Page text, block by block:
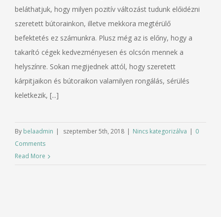
beláthatjuk, hogy milyen pozitív változást tudunk előidézni
szeretett bútorainkon, illetve mekkora megtérülő
befektetés ez számunkra. Plusz még az is előny, hogy a
takarító cégek kedvezményesen és olcsón mennek a
helyszínre. Sokan megijednek attól, hogy szeretett
kárpitjaikon és bútoraikon valamilyen rongálás, sérülés
keletkezik, [...]
By belaadmin | szeptember 5th, 2018 | Nincs kategorizálva | 0
Comments
Read More